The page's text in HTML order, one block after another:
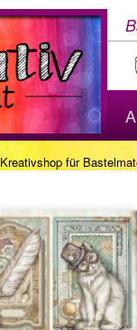
Kreativshop für